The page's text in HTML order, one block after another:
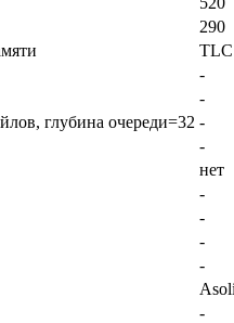
290
TLC
-
-
глубина очереди=32 -
-
нет
-
-
-
-
-